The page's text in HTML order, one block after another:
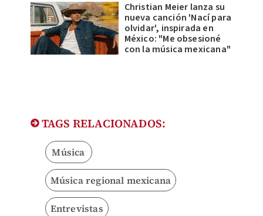
Christian Meier lanza su
nueva canción 'Nací para
olvidar', inspirada en
México: "Me obsesioné
con la música mexicana"
TAGS RELACIONADOS:
Música
Música regional mexicana
Entrevistas